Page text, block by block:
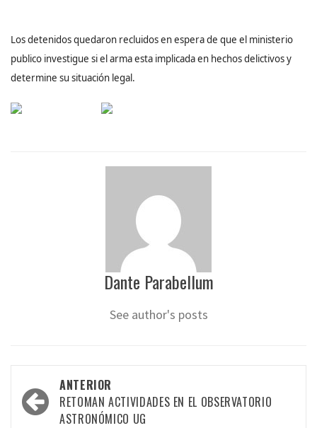
Los detenidos quedaron recluidos en espera de que el ministerio
publico investigue si el arma esta implicada en hechos delictivos y
determine su situación legal.
Dante Parabellum
See author's posts
Navegación
por
ANTERIOR
RETOMAN ACTIVIDADES EN EL OBSERVATORIO
ASTRONÓMICO UG